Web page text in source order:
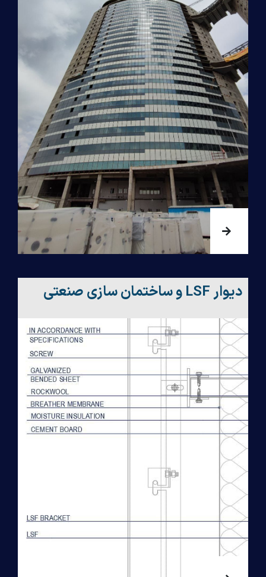
دیوار LSF و ساختمان سازی صنعتی